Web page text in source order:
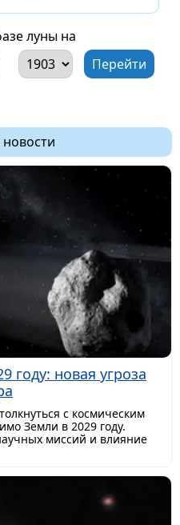
луны на
году: новая угроза
с космическим
Земли в 2029 году.
миссий и влияние